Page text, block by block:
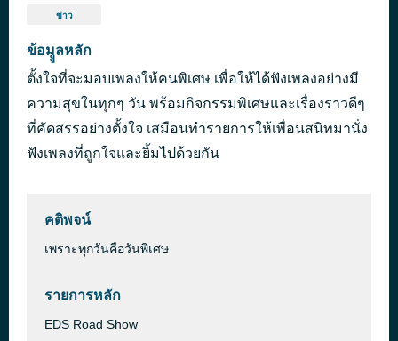
ข่าว
ข้อมููลหลัก
ตั้งใจที่จะมอบเพลงให้คนพิเศษ เพื่อให้ได้ฟังเพลงอย่างมี
ความสุขในทุกๆ วัน พร้อมกิจกรรมพิเศษและเรื่องราวดีๆ
ที่คัดสรรอย่างตั้งใจ เสมือนทำรายการให้เพื่อนสนิทมานั่ง
ฟังเพลงที่ถูกใจและยิ้มไปด้วยกัน
คติพจน์
เพราะทุกวันคือวันพิเศษ
รายการหลัก
EDS Road Show